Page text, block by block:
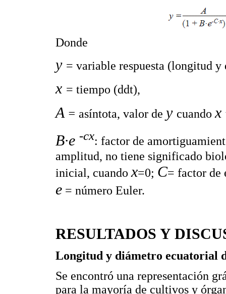
Donde
y = variable respuesta (longitud
x = tiempo (ddt),
A = asíntota, valor de y cuando x
B·e -cx: factor de
amplitud, no tiene significado
inicial, cuando x=0; C= factor de
e = número Euler.
RESULTADOS Y
Longitud y diámetro ecuatorial
Se encontró una representación
para la mayoría de cultivos y